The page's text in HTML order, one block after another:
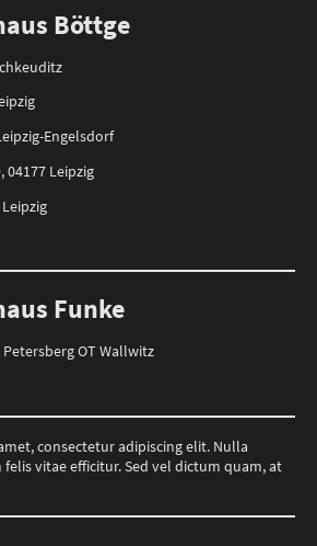
Böttge
Engelsdorf
04177 Leipzig
Funke
OT Wallwitz
consectetur adipiscing elit. Nulla
vitae efficitur. Sed vel dictum quam, at